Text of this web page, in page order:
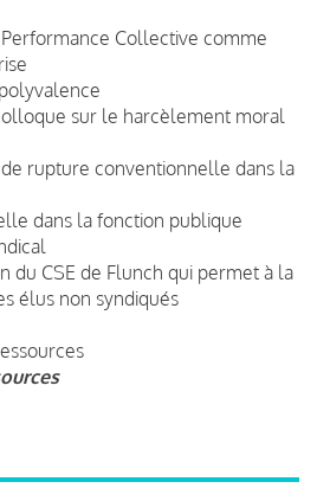
Collective comme
sur le harcèlement moral
rupture conventionnelle dans la
dans la fonction publique
du CSE de Flunch qui permet à la
élus non syndiqués